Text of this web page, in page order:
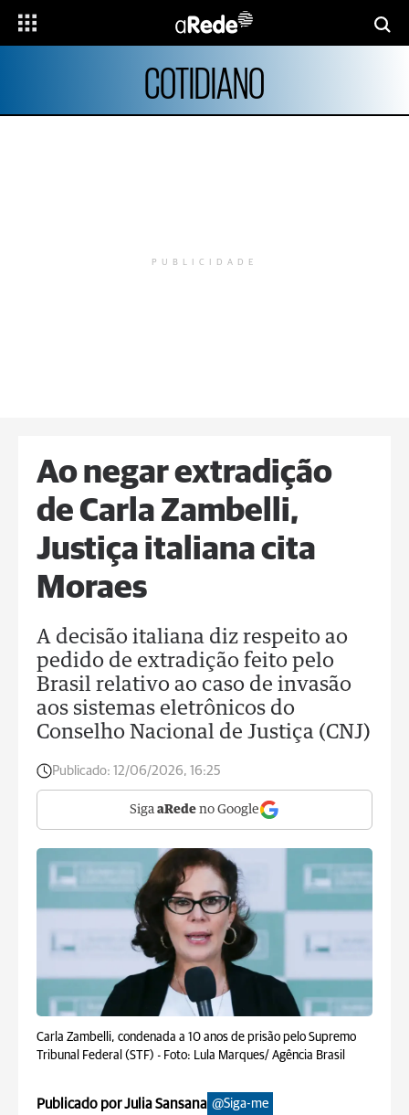
COTIDIANO
PUBLICIDADE
Ao negar extradição
de Carla Zambelli,
Justiça italiana cita
Moraes
A decisão italiana diz respeito ao
pedido de extradição feito pelo
Brasil relativo ao caso de invasão
aos sistemas eletrônicos do
Conselho Nacional de Justiça (CNJ)
Publicado: 12/06/2026, 16:25
Siga aRede no Google
Carla Zambelli, condenada a 10 anos de prisão pelo Supremo
Tribunal Federal (STF) - Foto: Lula Marques/ Agência Brasil
Publicado por Julia Sansana @Siga-me